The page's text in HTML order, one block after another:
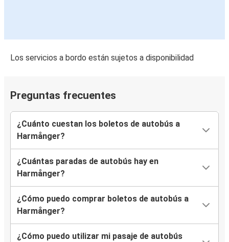
Los servicios a bordo están sujetos a disponibilidad
Preguntas frecuentes
¿Cuánto cuestan los boletos de autobús a
Harmånger?
¿Cuántas paradas de autobús hay en
Harmånger?
¿Cómo puedo comprar boletos de autobús a
Harmånger?
¿Cómo puedo utilizar mi pasaje de autobús